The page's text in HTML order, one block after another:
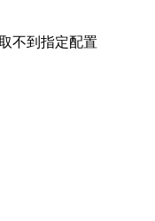
不到指定配置